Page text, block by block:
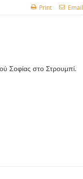
Print Email
Σοφίας στο Στρουμπί.